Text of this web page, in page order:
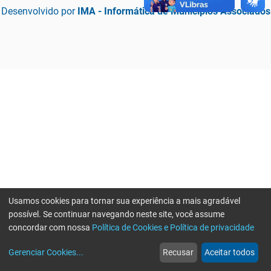
Desenvolvido por IMA - Informática de Municípios Associados
web
Notícias
more_horiz
Mais
Usamos cookies para tornar sua experiência a mais agradável
possível. Se continuar navegando neste site, você assume
concordar com nossa Política de Cookies e Política de privacidade
Gerenciar Cookies... Recusar Aceitar todos
Erro ao enviar informações, por favor tente novamente